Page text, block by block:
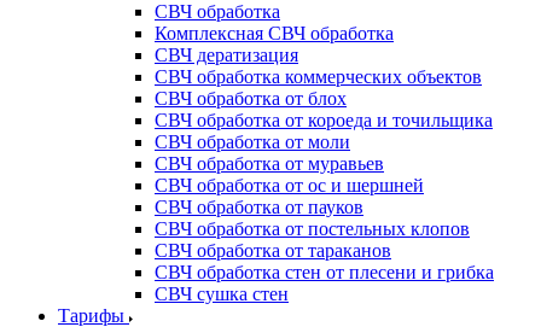
СВЧ обработка
Комплексная СВЧ обработка
СВЧ дератизация
СВЧ обработка коммерческих объектов
СВЧ обработка от блох
СВЧ обработка от короеда и точильщика
СВЧ обработка от моли
СВЧ обработка от муравьев
СВЧ обработка от ос и шершней
СВЧ обработка от пауков
СВЧ обработка от постельных клопов
СВЧ обработка от тараканов
СВЧ обработка стен от плесени и грибка
СВЧ сушка стен
Тарифы